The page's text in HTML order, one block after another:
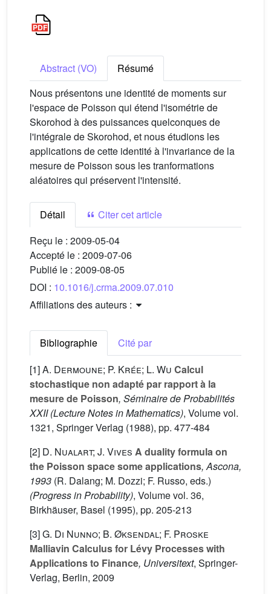
Abstract (VO)
Résumé
Nous présentons une identité de moments sur
l'espace de Poisson qui étend l'isométrie de
Skorohod à des puissances quelconques de
l'intégrale de Skorohod, et nous étudions les
applications de cette identité à l'invariance de la
mesure de Poisson sous les tranformations
aléatoires qui préservent l'intensité.
Détail
Citer cet article
Reçu le : 2009-05-04
Accepté le : 2009-07-06
Publié le : 2009-08-05
DOI : 10.1016/j.crma.2009.07.010
Affiliations des auteurs :
Bibliographie
Cité par
[1]A. Dermoune; P. Krée; L. Wu Calcul
stochastique non adapté par rapport à la
mesure de Poisson, Séminaire de Probabilités
XXII(Lecture Notes in Mathematics), Volume vol.
1321, Springer Verlag (1988), pp. 477-484
[2] D. Nualart; J. Vives A duality formula on
the Poisson space some applications, Ascona,
1993 (R. Dalang; M. Dozzi; F. Russo, eds.)
(Progress in Probability), Volume vol. 36,
Birkhäuser, Basel (1995), pp. 205-213
[3]G. Di Nunno; B. Øksendal; F. Proske
Malliavin Calculus for Lévy Processes with
Applications to Finance, Universitext, Springer-
Verlag, Berlin, 2009